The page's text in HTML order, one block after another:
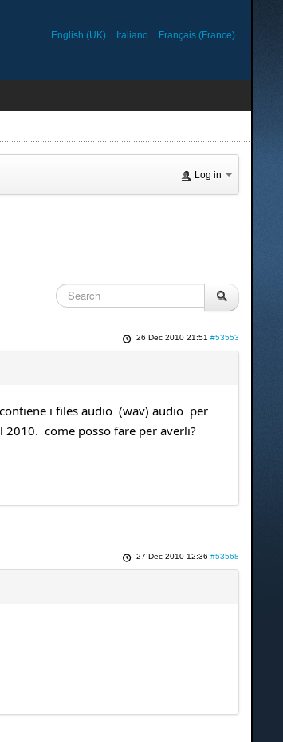
English (UK) Italiano Français (France)
Log in
26 Dec 2010 21:51 #53553
i files audio (wav) audio per
come posso fare per averli?
27 Dec 2010 12:36 #53568